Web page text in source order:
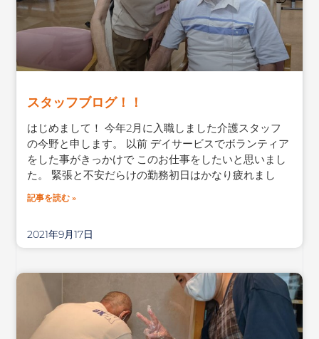
スタッフブログ！！
はじめまして！ 今年2月に入職しました介護スタッフ
の今野と申します。 以前 デイサービスでボランティア
をした事がきっかけで このお仕事をしたいと思いまし
た。 緊張と不安だらけの勤務初日はかなり疲れまし
記事を読む »
2021年9月17日